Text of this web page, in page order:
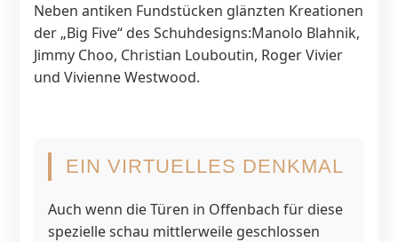
Neben antiken Fundstücken glänzten Kreationen
der „Big Five“ des Schuhdesigns:Manolo Blahnik,
Jimmy Choo, Christian Louboutin, Roger Vivier
und Vivienne Westwood.
EIN VIRTUELLES DENKMAL
Auch wenn die Türen in Offenbach für diese
spezielle schau mittlerweile geschlossen